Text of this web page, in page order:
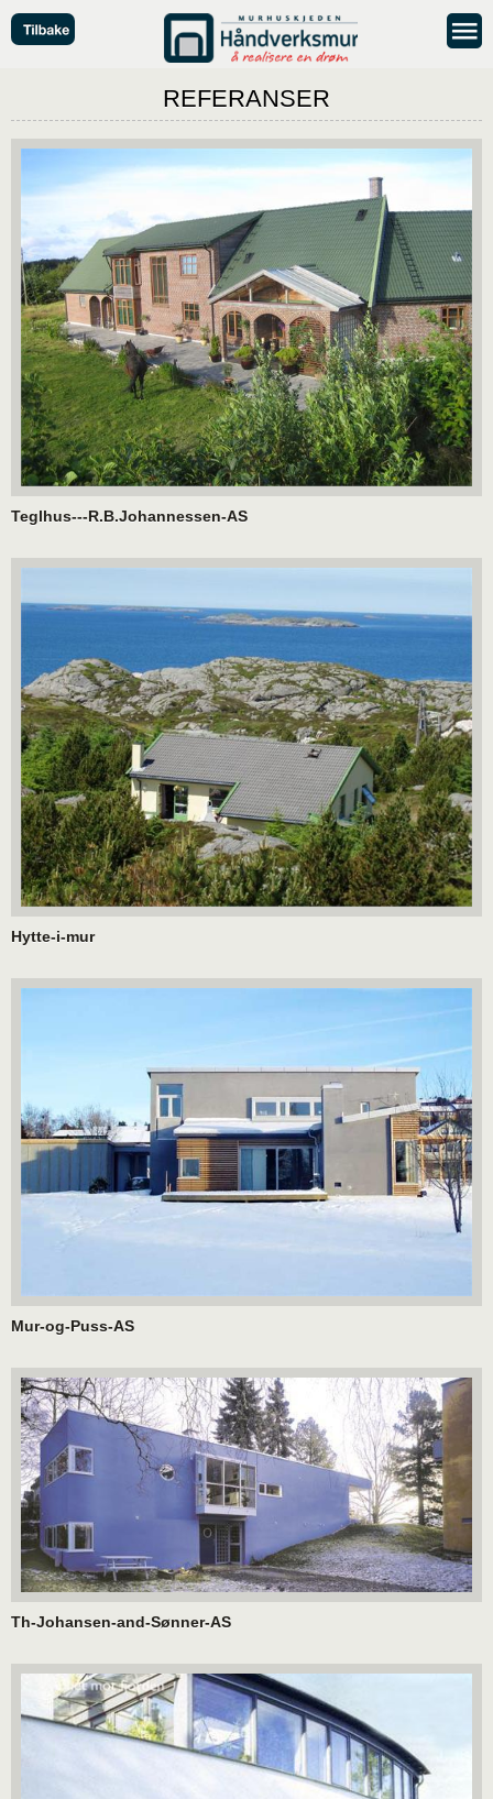
REFERANSER
Teglhus---R.B.Johannessen-AS
Hytte-i-mur
Mur-og-Puss-AS
Th-Johansen-and-Sønner-AS